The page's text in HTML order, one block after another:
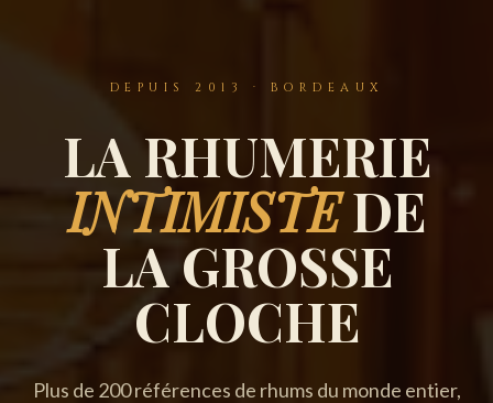
DEPUIS 2013 · BORDEAUX
LA RHUMERIE
INTIMISTEDE
LA GROSSE
CLOCHE
Plus de 200 références de rhums du monde entier,